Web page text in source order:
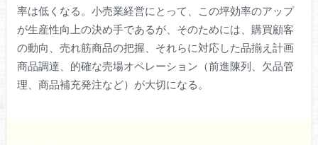
率は低くなる。小売業経営にとって、この坪効率のアップ
が生産性向上の決め手であるが、そのためには、購買顧客
の動向、売れ筋商品の把握、それらに対応した品揃え計画
商品調達、的確な売場オペレーション（前進陳列、欠品管
理、商品補充発注など）が大切になる。